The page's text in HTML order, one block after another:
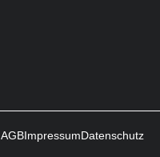
AGBImpressumDatenschutz